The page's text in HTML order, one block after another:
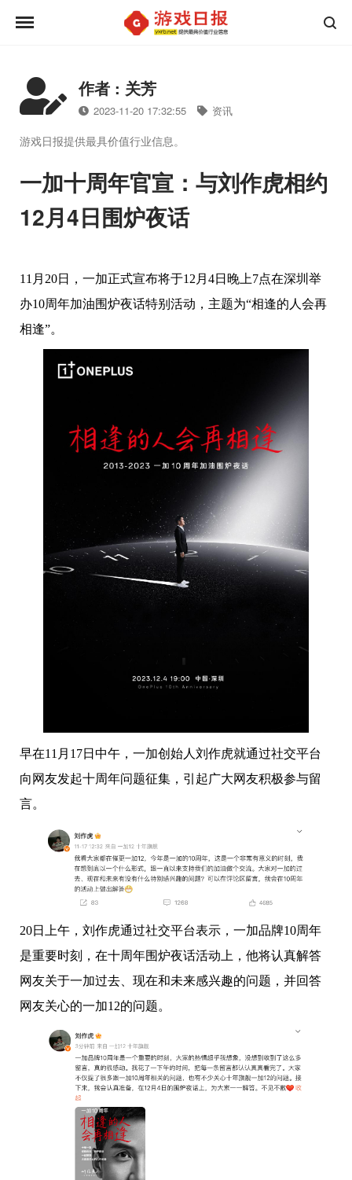
作者 : 关芳
2023-11-20 17:32:55 资讯
游戏日报提供最具价值行业信息。
一加十周年官宣：与刘作虎相约
12月4日围炉夜话
11月20日，一加正式宣布将于12月4日晚上7点在深圳举
办10周年加油围炉夜话特别活动，主题为“相逢的人会再
相逢”。
早在11月17日中午，一加创始人刘作虎就通过社交平台
向网友发起十周年问题征集，引起广大网友积极参与留
言。
20日上午，刘作虎通过社交平台表示，一加品牌10周年
是重要时刻，在十周年围炉夜话活动上，他将认真解答
网友关于一加过去、现在和未来感兴趣的问题，并回答
网友关心的一加12的问题。